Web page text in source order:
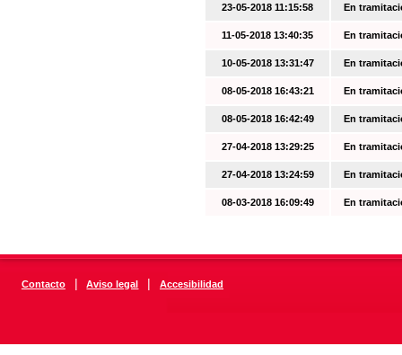
23-05-2018 11:15:58 En
11-05-2018 13:40:35 En
10-05-2018 13:31:47 En
08-05-2018 16:43:21 En
08-05-2018 16:42:49 En
27-04-2018 13:29:25 En
27-04-2018 13:24:59 En
08-03-2018 16:09:49 En
Contacto | Aviso legal | Accesibilidad